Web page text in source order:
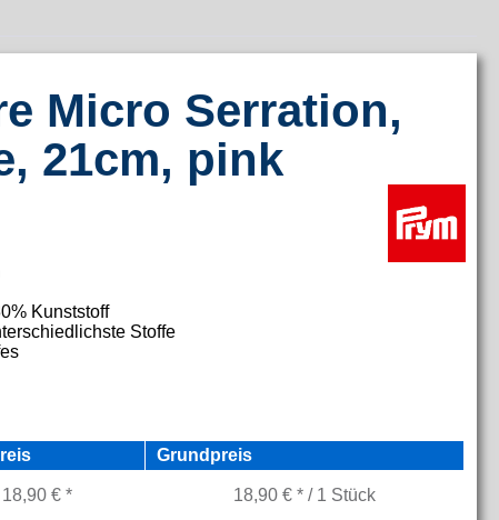
Micro Serration,
21cm, pink
Kunststoff
Stoffe
Grundpreis
18,90 € * 18,90 € * / 1 Stück